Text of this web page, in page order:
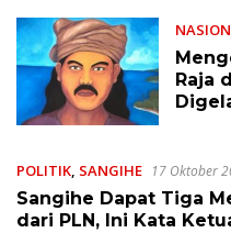
2023
Raja
POLITIK, SANGIHE 17 Oktober
Sangihe Dapat Tiga
dari PLN, Ini Kata